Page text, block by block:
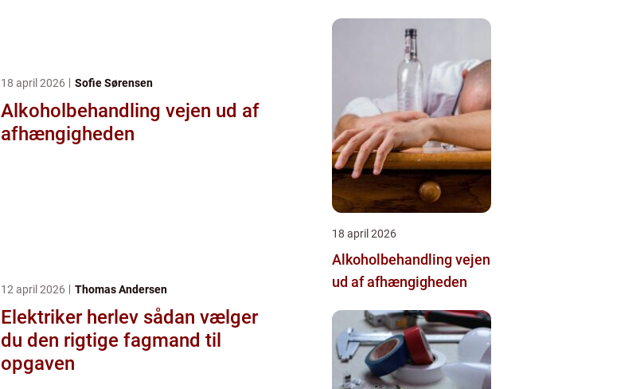
18 april 2026 Sofie Sørensen
Alkoholbehandling vejen ud af
afhængigheden
12 april 2026 Thomas Andersen
Elektriker herlev sådan vælger
du den rigtige fagmand til
opgaven
18 april 2026
Alkoholbehandling vejen
ud af afhængigheden